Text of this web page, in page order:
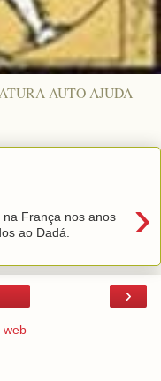
AUTO AJUDA
›
França nos anos
ao Dadá.
›
web